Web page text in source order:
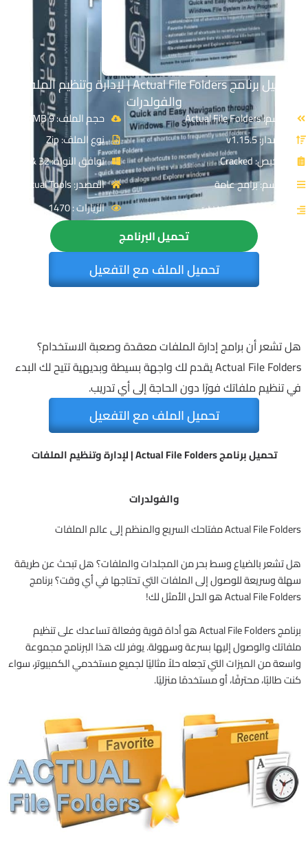
تحميل برنامج Actual File Folders | لإدارة وتنظيم الملفات
والفولدرات
الاسم: Actual File Folders
الإصدار: v1.15.5
الترخيص: Cracked
القسم: برامج عامة
التصنيف: إدارة الملفات
حجم الملف: 9 MB
نوع الملف: Zip
توافق النواة: 32 & 64-Bit
المصدر: Actual Tools
الزيارات : 1470
تحميل البرنامج
تحميل الملف مع التفعيل
هل تشعر أن برامج إدارة الملفات معقدة وصعبة الاستخدام؟
Actual File Folders يقدم لك واجهة بسيطة وبديهية تتيح لك البدء
في تنظيم ملفاتك فورًا دون الحاجة إلى أي تدريب.
تحميل الملف مع التفعيل
تحميل برنامج Actual File Folders | لإدارة وتنظيم الملفات
والفولدرات
Actual File Folders مفتاحك السريع والمنظم إلى عالم الملفات
هل تشعر بالضياع وسط بحر من المجلدات والملفات؟ هل تبحث عن طريقة
سهلة وسريعة للوصول إلى الملفات التي تحتاجها في أي وقت؟ برنامج
Actual File Folders هو الحل الأمثل لك!
برنامج Actual File Folders هو أداة قوية وفعالة تساعدك على تنظيم
ملفاتك والوصول إليها بسرعة وسهولة. يوفر لك هذا البرنامج مجموعة
واسعة من الميزات التي تجعله حلاً مثاليًا لجميع مستخدمي الكمبيوتر، سواء
كنت طالبًا، محترفًا، أو مستخدمًا منزليًا.